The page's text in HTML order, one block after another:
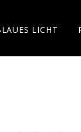
LICHT